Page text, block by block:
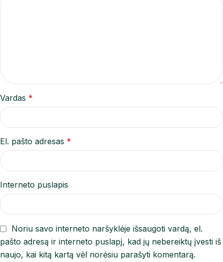
Vardas *
El. pašto adresas *
Interneto puslapis
Noriu savo interneto naršyklėje išsaugoti vardą, el.
pašto adresą ir interneto puslapį, kad jų nebereiktų įvesti iš
naujo, kai kitą kartą vėl norėsiu parašyti komentarą.